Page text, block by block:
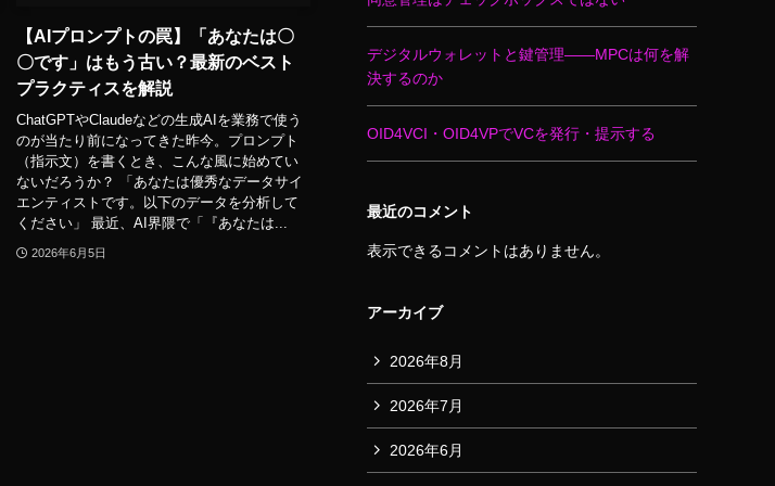
【AIプロンプトの罠】「あなたは〇
〇です」はもう古い？最新のベスト
プラクティスを解説
ChatGPTやClaudeなどの生成AIを業務で使う
のが当たり前になってきた昨今。プロンプト
（指示文）を書くとき、こんな風に始めてい
ないだろうか？ 「あなたは優秀なデータサイ
エンティストです。以下のデータを分析して
ください」 最近、AI界隈で「『あなたは...
2026年6月5日
デジタルウォレットと鍵管理――MPCは何を解
決するのか
OID4VCI・OID4VPでVCを発行・提示する
最近のコメント
表示できるコメントはありません。
アーカイブ
2026年8月
2026年7月
2026年6月